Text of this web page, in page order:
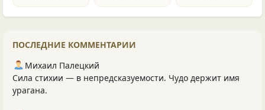
ПОСЛЕДНИЕ КОММЕНТАРИИ
Михаил Палецкий
Сила стихии — в непредсказуемости. Чудо держит имя
урагана.